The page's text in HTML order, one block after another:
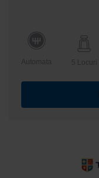
Automata 5 Locuri